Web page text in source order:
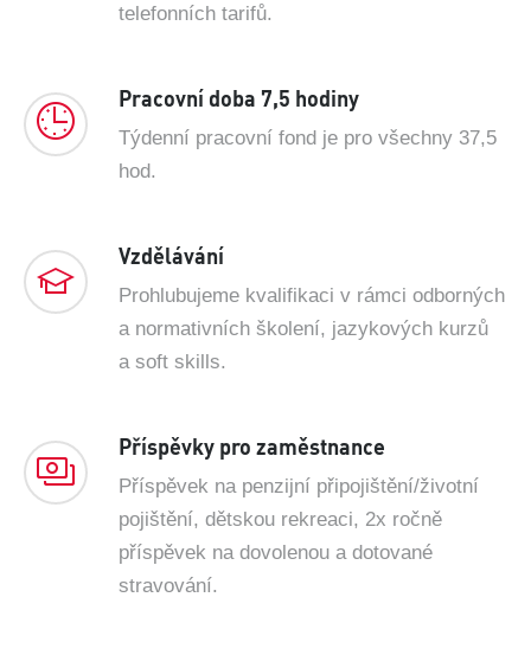
telefonních tarifů.
Pracovní doba 7,5 hodiny
Týdenní pracovní fond je pro všechny 37,5
hod.
Vzdělávání
Prohlubujeme kvalifikaci v rámci odborných
a normativních školení, jazykových kurzů
a soft skills.
Příspěvky pro zaměstnance
Příspěvek na penzijní připojištění/životní
pojištění, dětskou rekreaci, 2x ročně
příspěvek na dovolenou a dotované
stravování.